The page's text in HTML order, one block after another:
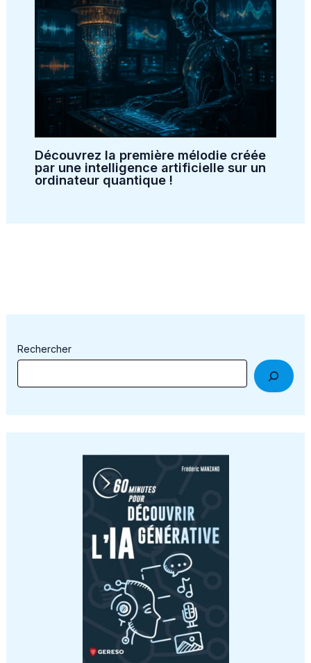
Découvrez la première mélodie créée
par une intelligence artificielle sur un
ordinateur quantique !
Rechercher